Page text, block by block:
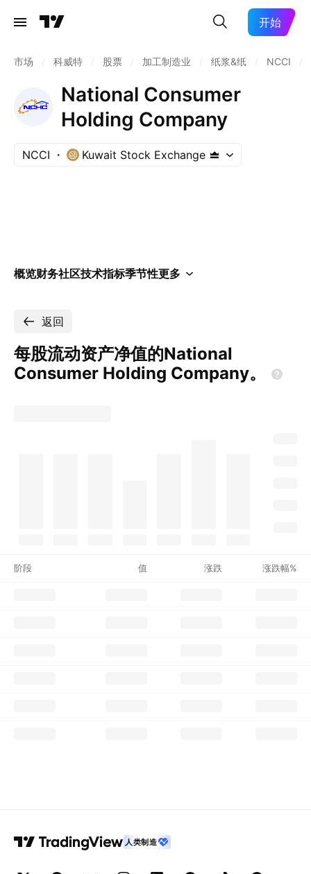
开始
市场 科威特 股票 加工制造业 纸浆&纸 NCCI
National Consumer
Holding Company
NCCI Kuwait Stock Exchange
概览财务社区技术指标季节性更多
返回
每股流动资产净值的National
Consumer Holding Company。
阶段 值 涨跌 涨跌幅%
人类制造